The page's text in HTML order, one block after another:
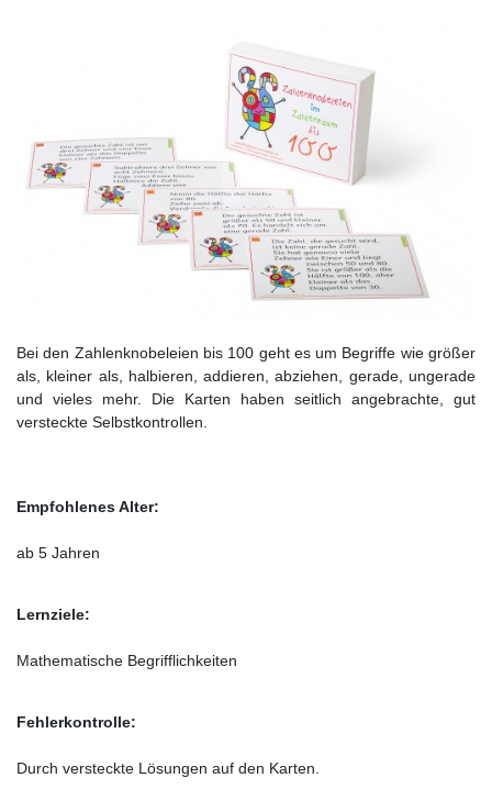
Bei den Zahlenknobeleien bis 100 geht es um Begriffe wie größer
als, kleiner als, halbieren, addieren, abziehen, gerade, ungerade
und vieles mehr. Die Karten haben seitlich angebrachte, gut
versteckte Selbstkontrollen.
Empfohlenes Alter:
ab 5 Jahren
Lernziele:
Mathematische Begrifflichkeiten
Fehlerkontrolle:
Durch versteckte Lösungen auf den Karten.